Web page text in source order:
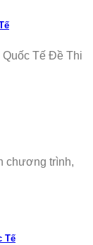
Tế Đề Thi
chương trình,
Tế